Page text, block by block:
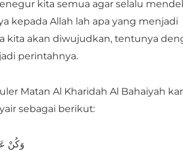
kita semua agar selalu
kepada Allah lah apa yang menjadi
kita akan diwujudkan, tentunya
perintahnya.
Matan Al Kharidah Al Bahaiyah
sebagai berikut:
وَكُنْ